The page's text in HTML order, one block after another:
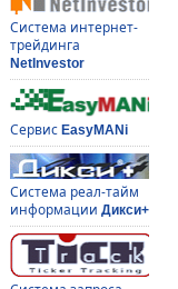
Система интернет-
трейдинга
NetInvestor
Сервис EasyMANi
Система реал-тайм
информации Дикси+